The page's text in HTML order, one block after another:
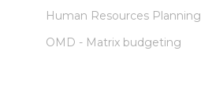
Human Resources Planning
OMD - Matrix budgeting